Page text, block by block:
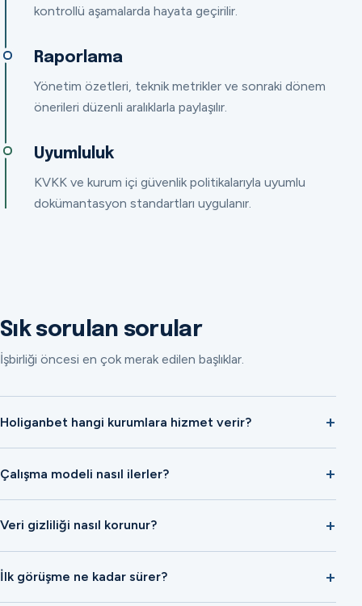
kontrollü aşamalarda hayata geçirilir.
Raporlama
Yönetim özetleri, teknik metrikler ve sonraki dönem
önerileri düzenli aralıklarla paylaşılır.
Uyumluluk
KVKK ve kurum içi güvenlik politikalarıyla uyumlu
dokümantasyon standartları uygulanır.
Sık sorulan sorular
İşbirliği öncesi en çok merak edilen başlıklar.
Holiganbet hangi kurumlara hizmet verir?
Çalışma modeli nasıl ilerler?
Veri gizliliği nasıl korunur?
İlk görüşme ne kadar sürer?